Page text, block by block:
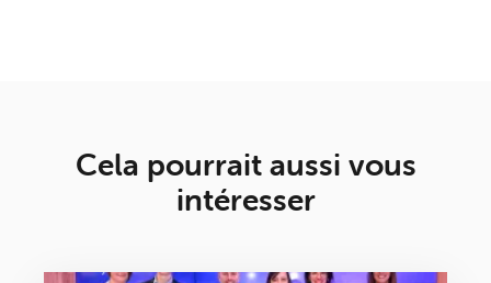
Cela pourrait aussi vous
intéresser